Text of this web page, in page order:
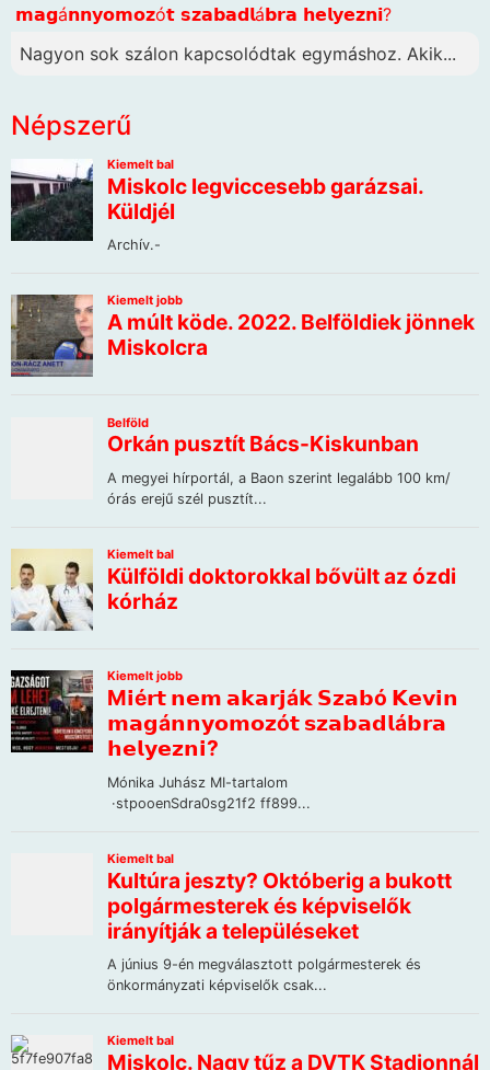
𝗺𝗮𝗴á𝗻𝗻𝘆𝗼𝗺𝗼𝘇ó𝘁 𝘀𝘇𝗮𝗯𝗮𝗱𝗹á𝗯𝗿𝗮 𝗵𝗲𝗹𝘆𝗲𝘇𝗻𝗶?
Nagyon sok szálon kapcsolódtak egymáshoz. Akik...
Népszerű